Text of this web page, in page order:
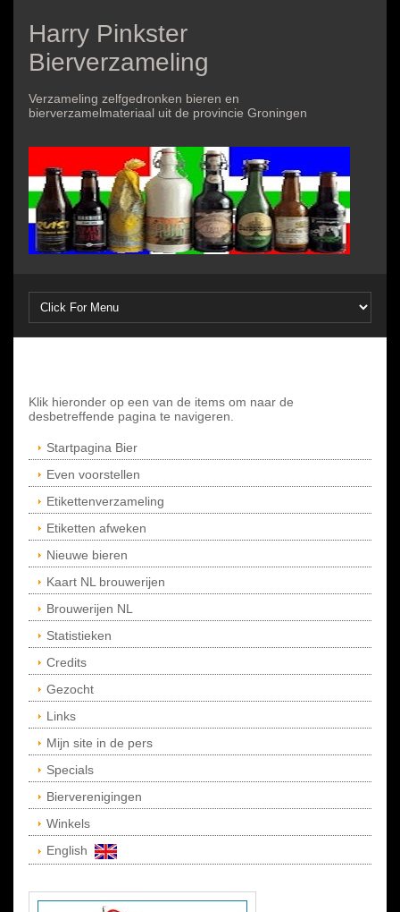
Harry Pinkster
Bierverzameling
Verzameling zelfgedronken bieren en
bierverzamelmateriaal uit de provincie Groningen
Klik hieronder op een van de items om naar de
desbetreffende pagina te navigeren.
Startpagina Bier
Even voorstellen
Etikettenverzameling
Etiketten afweken
Nieuwe bieren
Kaart NL brouwerijen
Brouwerijen NL
Statistieken
Credits
Gezocht
Links
Mijn site in de pers
Specials
Bierverenigingen
Winkels
English